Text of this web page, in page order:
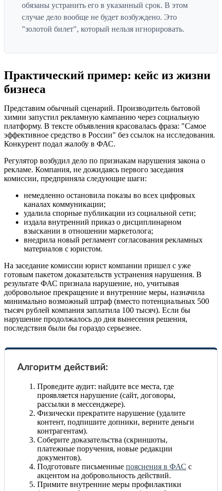
обязаны устранить его в указанный срок. В этом
случае дело вообще не будет возбуждено. Это
"золотой билет", который нельзя игнорировать.
Практический пример: кейс из жизни
бизнеса
Представим обычный сценарий. Производитель бытовой
химии запустил рекламную кампанию через социальную
платформу. В тексте объявления красовалась фраза: "Самое
эффективное средство в России" без ссылок на исследования.
Конкурент подал жалобу в ФАС.
Регулятор возбудил дело по признакам нарушения закона о
рекламе. Компания, не дожидаясь первого заседания
комиссии, предприняла следующие шаги:
немедленно остановила показы во всех цифровых
каналах коммуникации;
удалила спорные публикации из социальной сети;
издала внутренний приказ о дисциплинарном
взыскании в отношении маркетолога;
внедрила новый регламент согласования рекламных
материалов с юристом.
На заседание комиссии юрист компании пришел с уже
готовым пакетом доказательств устранения нарушения. В
результате ФАС признала нарушение, но, учитывая
добровольное прекращение и внутренние меры, назначила
минимально возможный штраф (вместо потенциальных 500
тысяч рублей компания заплатила 100 тысяч). Если бы
нарушение продолжалось до дня вынесения решения,
последствия были бы гораздо серьезнее.
Алгоритм действий:
Проведите аудит: найдите все места, где
проявляется нарушение (сайт, договоры,
рассылки в мессенджере).
Физически прекратите нарушение (удалите
контент, подпишите допники, верните деньги
контрагентам).
Соберите доказательства (скриншоты,
платежные поручения, новые редакции
документов).
Подготовьте письменные пояснения в ФАС с
акцентом на добровольность действий.
Примите внутренние меры профилактики